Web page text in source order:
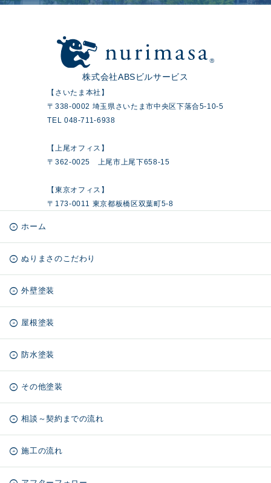
株式会社ABSビルサービス
【さいたま本社】
〒338-0002 埼玉県さいたま市中央区下落合5-10-5
TEL 048-711-6938
【上尾オフィス】
〒362-0025 上尾市上尾下658-15
【東京オフィス】
〒173-0011 東京都板橋区双葉町5-8
ホーム
ぬりまさのこだわり
外壁塗装
屋根塗装
防水塗装
その他塗装
相談～契約までの流れ
施工の流れ